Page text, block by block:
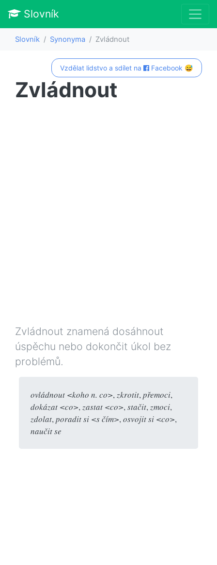
Slovník
Slovník Synonyma Zvládnout
Vzdělat lidstvo a sdílet na Facebook 😅
Zvládnout
Zvládnout znamená dosáhnout
úspěchu nebo dokončit úkol bez
problémů.
ovládnout <koho n. co>,zkrotit,přemoci,
dokázat <co>,zastat <co>,stačit,zmoci,
zdolat,poradit si <s čím>,osvojit si <co>,
naučit se